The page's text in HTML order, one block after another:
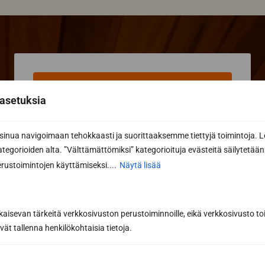
navigoimaan tehokkaasti ja suorittaaksemme tiettyjä toimintoja.
alta. ”Välttämättömiksi” kategorioituja evästeitä säilytetään
käyttämiseksi.... Näytä lisää
tärkeitä verkkosivuston perustoiminnoille, eikä verkkosivusto
tallenna henkilökohtaisia tietoja.
asiantuntijaan
tai lähettää sähköpostiainfo@sunsauna.fi
(myös tarjouspyynnöt) tai käyttää alla olevaa